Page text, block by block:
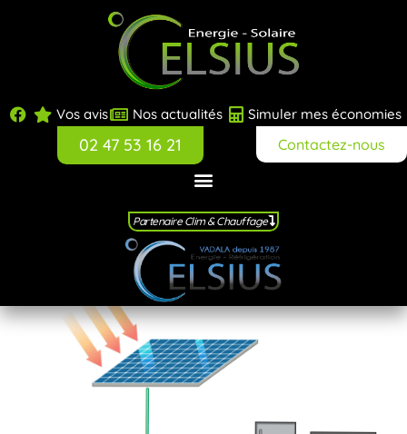
Vos avis Nos actualités Simuler mes économies
02 47 53 16 21 Contactez-nous
Partenaire Clim & Chauffage